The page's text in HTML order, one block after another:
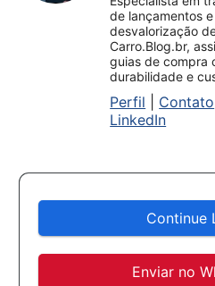
de lançamentos
desvalorização
Carro.Blog.br,
guias de compra
durabilidade e
Perfil Contato
LinkedIn
Continue
Enviar no